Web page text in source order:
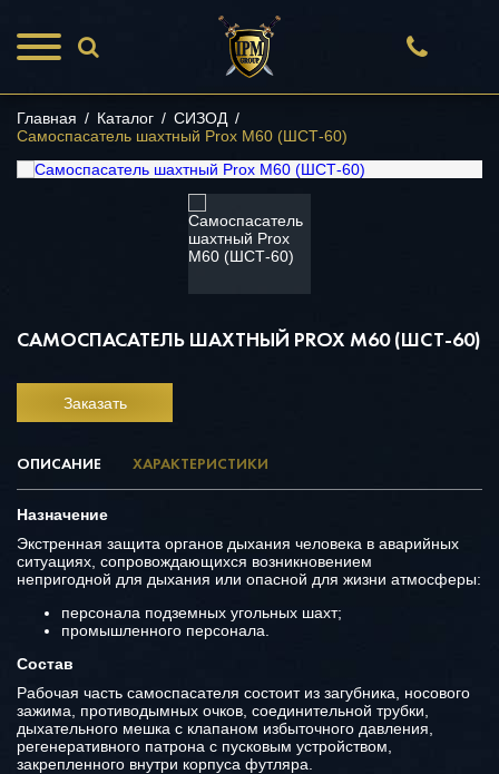
Главная / Каталог / СИЗОД /
Самоспасатель шахтный Prox M60 (ШСТ-60)
САМОСПАСАТЕЛЬ ШАХТНЫЙ PROX M60 (ШСТ-60)
Заказать
ОПИСАНИЕ ХАРАКТЕРИСТИКИ
Назначение
Экстренная защита органов дыхания человека в аварийных
ситуациях, сопровождающихся возникновением
непригодной для дыхания или опасной для жизни атмосферы:
персонала подземных угольных шахт;
промышленного персонала.
Состав
Рабочая часть самоспасателя состоит из загубника, носового
зажима, противодымных очков, соединительной трубки,
дыхательного мешка с клапаном избыточного давления,
регенеративного патрона с пусковым устройством,
закрепленного внутри корпуса футляра.